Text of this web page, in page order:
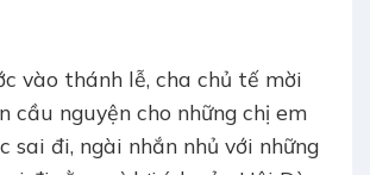
vào thánh lễ, cha chủ tế mời
cầu nguyện cho những chị em
sai đi, ngài nhắn nhủ với những